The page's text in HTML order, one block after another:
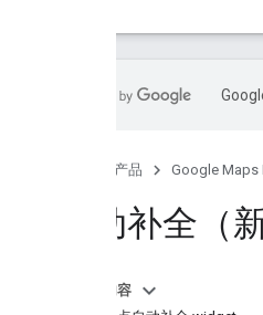
产品 Google Maps
自动补全（新
本页内容